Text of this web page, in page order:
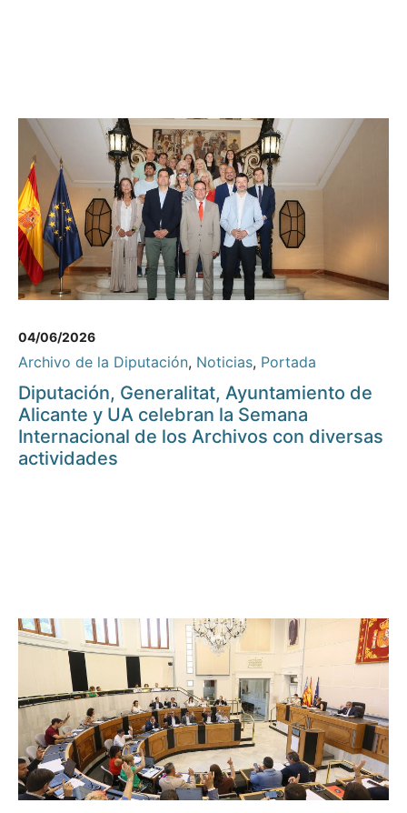
04/06/2026
Archivo de la Diputación, Noticias, Portada
Diputación, Generalitat, Ayuntamiento de
Alicante y UA celebran la Semana
Internacional de los Archivos con diversas
actividades